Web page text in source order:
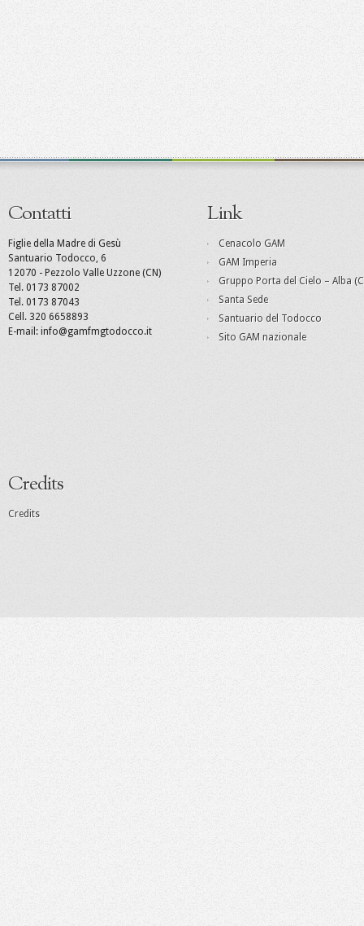
Contatti
Figlie della Madre di Gesù
Santuario Todocco, 6
12070 - Pezzolo Valle Uzzone (CN)
Tel. 0173 87002
Tel. 0173 87043
Cell. 320 6658893
E-mail: info@gamfmgtodocco.it
Link
Cenacolo GAM
GAM Imperia
Gruppo Porta del Cielo – Alba
Santa Sede
Santuario del Todocco
Sito GAM nazionale
Credits
Credits